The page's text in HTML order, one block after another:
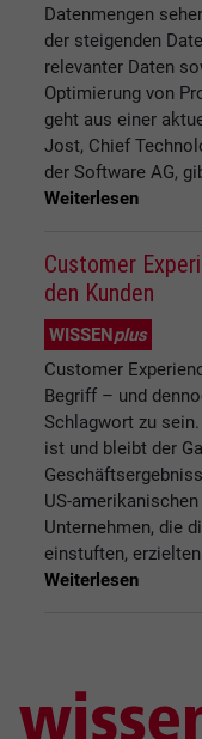
Datenmengen
der steigenden
relevanter Daten
Optimierung von
geht aus einer
Jost, Chief
der Software AG,
Weiterlesen
Customer
den Kunden
WISSENplus
Customer
Begriff – und
Schlagwort zu
ist und bleibt der
US-
Unternehmen, die
einstuften,
Weiterlesen